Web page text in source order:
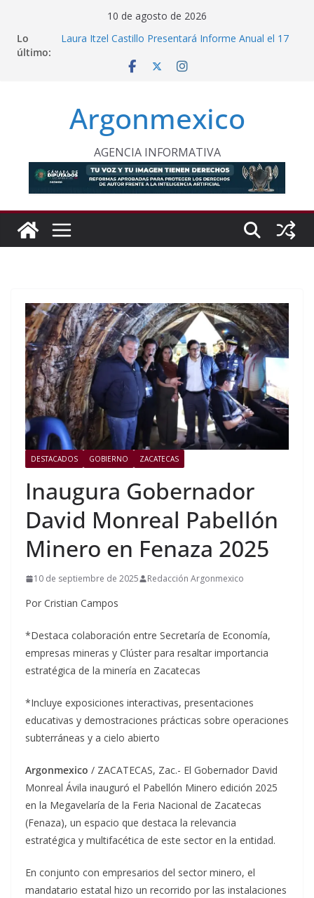
contenido
10 de agosto de 2026
Lo
último:
Laura Itzel Castillo Presentará Informe Anual el 17
Inaugura Clara Brugada Utopía “Elena Poniatowska
Permanente en México
Refuerzan Abasto de Agua en Acapulco Ante
Lluvias Intensas
INE Defiende Contrato con Territorium Life y Niega
Incumplimientos
Argonmexico
AGENCIA INFORMATIVA
DESTACADOS GOBIERNO ZACATECAS
Inaugura Gobernador
David Monreal Pabellón
Minero en Fenaza 2025
10 de septiembre de 2025 Redacción Argonmexico
Por Cristian Campos
*Destaca colaboración entre Secretaría de Economía,
empresas mineras y Clúster para resaltar importancia
estratégica de la minería en Zacatecas
*Incluye exposiciones interactivas, presentaciones
educativas y demostraciones prácticas sobre operaciones
subterráneas y a cielo abierto
Argonmexico / ZACATECAS, Zac.- El Gobernador David
Monreal Ávila inauguró el Pabellón Minero edición 2025
en la Megavelaría de la Feria Nacional de Zacatecas
(Fenaza), un espacio que destaca la relevancia
estratégica y multifacética de este sector en la entidad.
En conjunto con empresarios del sector minero, el
mandatario estatal hizo un recorrido por las instalaciones